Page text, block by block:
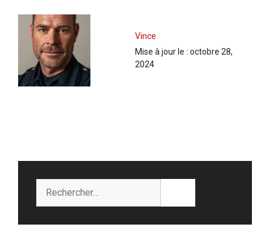
Vince
Mise à jour le : octobre 28,
2024